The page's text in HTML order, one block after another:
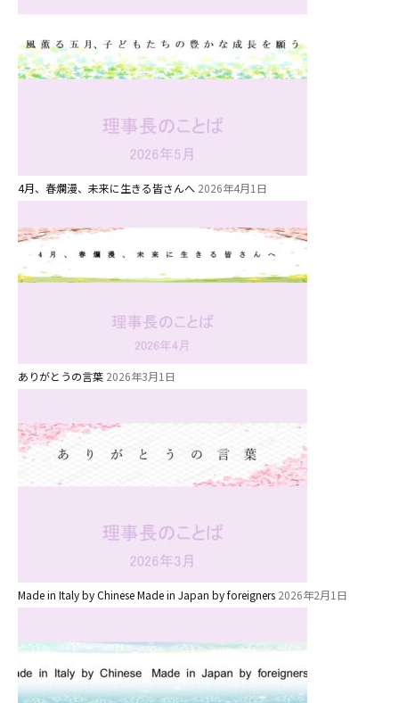
4月、春爛漫、未来に生きる皆さんへ 2026年4月1日
ありがとうの言葉 2026年3月1日
Made in Italy by Chinese Made in Japan by foreigners 2026年2月1日
今日の幼稚園
園児募集要項
教職員募集
園のこと
安⼼・安全対策
給⾷
理事長のことば
教育と保育
美⽊多幼稚園の理想
園の1⽇
年間⾏事
美⽊多チコス
美⽊多チコスについて
未就園児クラス